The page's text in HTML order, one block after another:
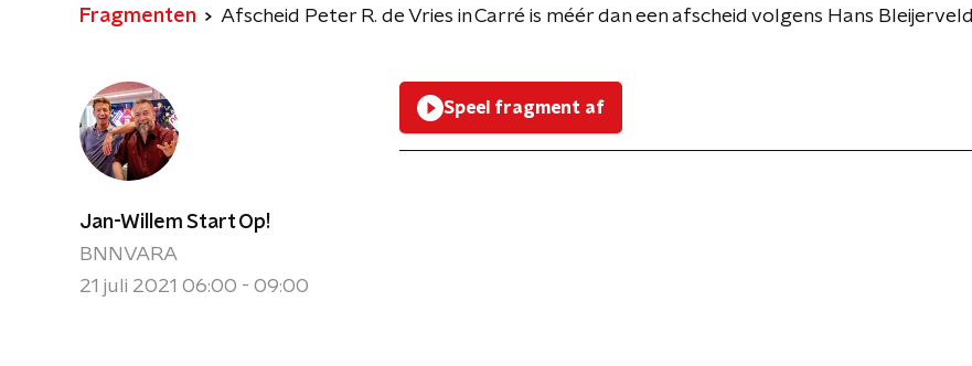
Fragmenten Afscheid Peter R. de Vries in Carré is méér dan een afscheid volgens Hans Bleijerveld
Jan-Willem Start Op!
BNNVARA
21 juli 2021 06:00 - 09:00
Speel fragment af